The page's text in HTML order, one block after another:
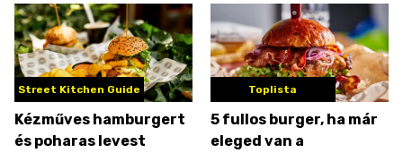
Street Kitchen Guide
Kézműves hamburgert
és poharas levest
Toplista
5 fullos burger, ha már
eleged van a